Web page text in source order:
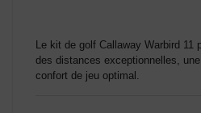
Le kit de golf Callaway Warbird 11
des distances exceptionnelles,
confort de jeu optimal.